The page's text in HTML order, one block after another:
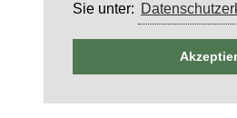
Sie unter: